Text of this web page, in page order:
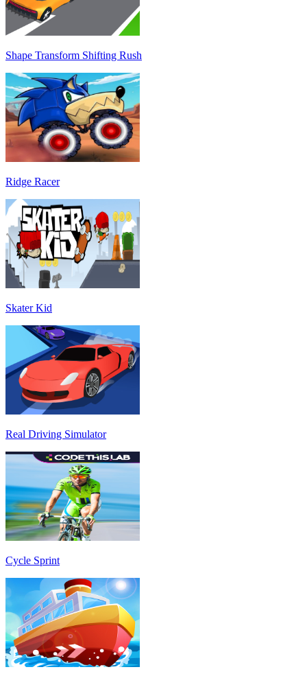
Shape Transform Shifting Rush
Ridge Racer
Skater Kid
Real Driving Simulator
Cycle Sprint